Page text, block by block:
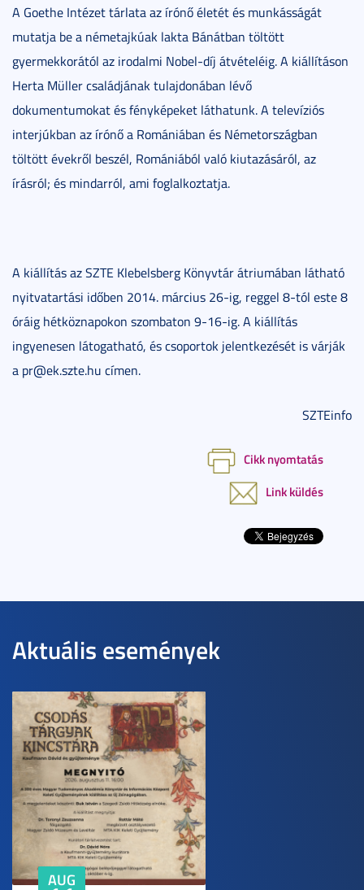
A Goethe Intézet tárlata az írónő életét és munkásságát
mutatja be a németajkúak lakta Bánátban töltött
gyermekkorától az irodalmi Nobel-díj átvételéig. A kiállításon
Herta Müller családjának tulajdonában lévő
dokumentumokat és fényképeket láthatunk. A televíziós
interjúkban az írónő a Romániában és Németországban
töltött évekről beszél, Romániából való kiutazásáról, az
írásról; és mindarról, ami foglalkoztatja.
A kiállítás az SZTE Klebelsberg Könyvtár átriumában látható
nyitvatartási időben 2014. március 26-ig, reggel 8-tól este 8
óráig hétköznapokon szombaton 9-16-ig. A kiállítás
ingyenesen látogatható, és csoportok jelentkezését is várják
a pr@ek.szte.hu címen.
SZTEinfo
Cikk nyomtatás
Link küldés
Aktuális események
AUG